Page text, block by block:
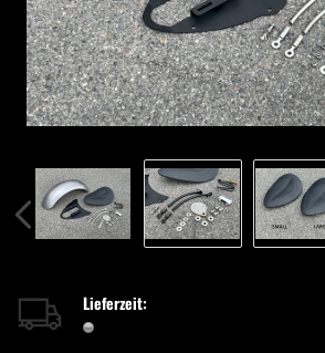
Lieferzeit: